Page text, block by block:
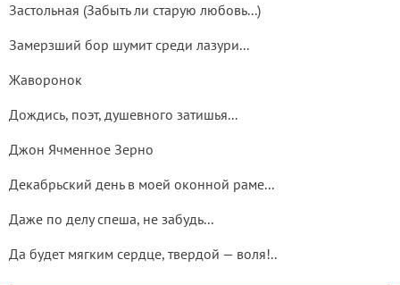
Застольная (Забыть ли старую любовь...)
Замерзший бор шумит среди лазури...
Жаворонок
Дождись, поэт, душевного затишья...
Джон Ячменное Зерно
Декабрьский день в моей оконной раме...
Даже по делу спеша, не забудь...
Да будет мягким сердце, твердой — воля!..